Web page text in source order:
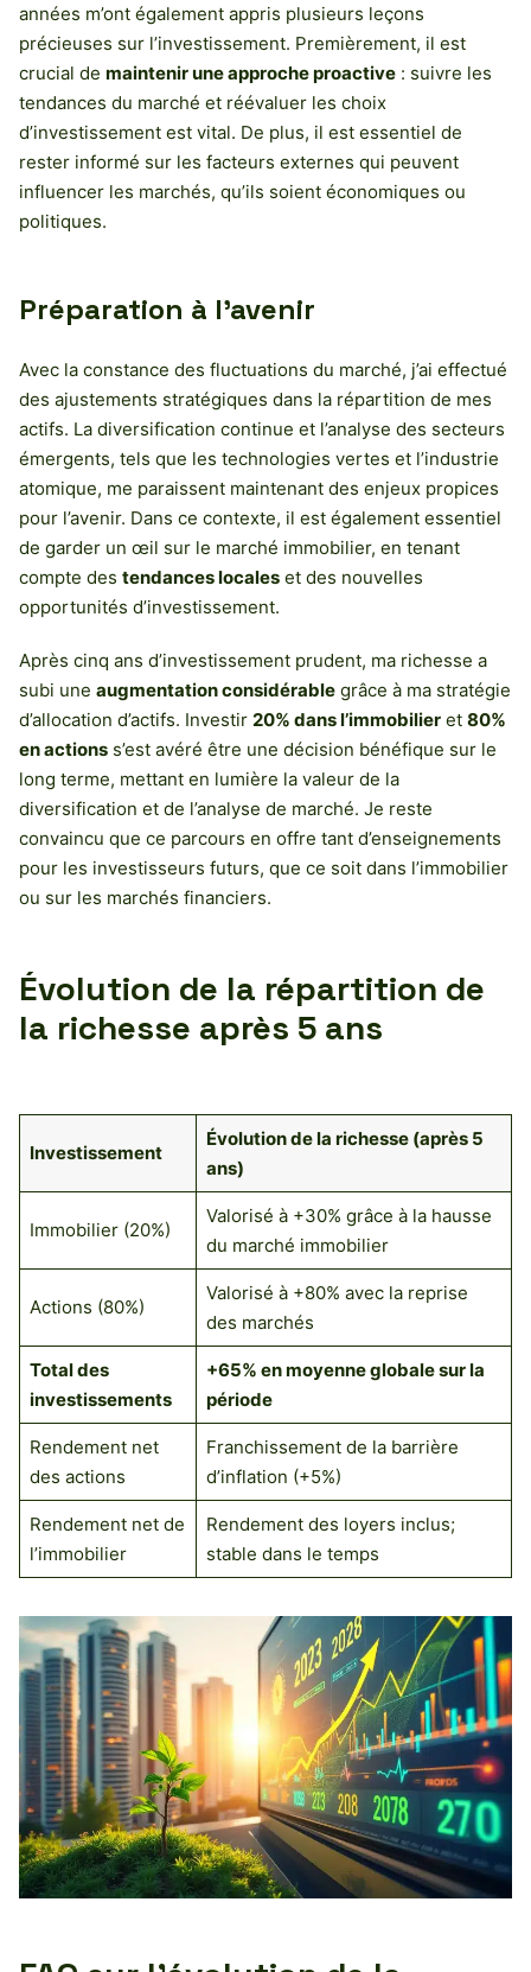
années m’ont également appris plusieurs leçons
précieuses sur l’investissement. Premièrement, il est
crucial de maintenir une approche proactive : suivre les
tendances du marché et réévaluer les choix
d’investissement est vital. De plus, il est essentiel de
rester informé sur les facteurs externes qui peuvent
influencer les marchés, qu’ils soient économiques ou
politiques.
Préparation à l’avenir
Avec la constance des fluctuations du marché, j’ai effectué
des ajustements stratégiques dans la répartition de mes
actifs. La diversification continue et l’analyse des secteurs
émergents, tels que les technologies vertes et l’industrie
atomique, me paraissent maintenant des enjeux propices
pour l’avenir. Dans ce contexte, il est également essentiel
de garder un œil sur le marché immobilier, en tenant
compte des tendances locales et des nouvelles
opportunités d’investissement.
Après cinq ans d’investissement prudent, ma richesse a
subi une augmentation considérable grâce à ma stratégie
d’allocation d’actifs. Investir 20% dans l’immobilier et 80%
en actions s’est avéré être une décision bénéfique sur le
long terme, mettant en lumière la valeur de la
diversification et de l’analyse de marché. Je reste
convaincu que ce parcours en offre tant d’enseignements
pour les investisseurs futurs, que ce soit dans l’immobilier
ou sur les marchés financiers.
Évolution de la répartition de
la richesse après 5 ans
Investissement
Évolution de la richesse (après 5
ans)
Immobilier (20%)
Valorisé à +30% grâce à la hausse
du marché immobilier
Actions (80%)
Valorisé à +80% avec la reprise
des marchés
Total des
investissements
+65% en moyenne globale sur la
période
Rendement net
des actions
Franchissement de la barrière
d’inflation (+5%)
Rendement net de
l’immobilier
Rendement des loyers inclus;
stable dans le temps